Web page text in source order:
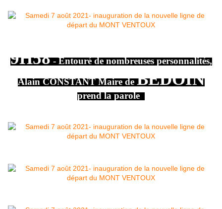
9H58- Entouré de nombreuses personnalités,
Alain CONSTANT Maire deBÉDOIN
prend la parole